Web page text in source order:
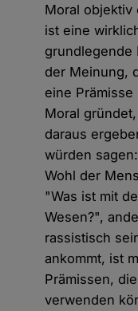
Moral objektiv
ist eine
grundlegende
der Meinung,
eine
Moral
daraus
würden
Wohl der
"Was ist mit
Wesen?",
rassistisch
ankommt, ist
Prämissen,
verwenden